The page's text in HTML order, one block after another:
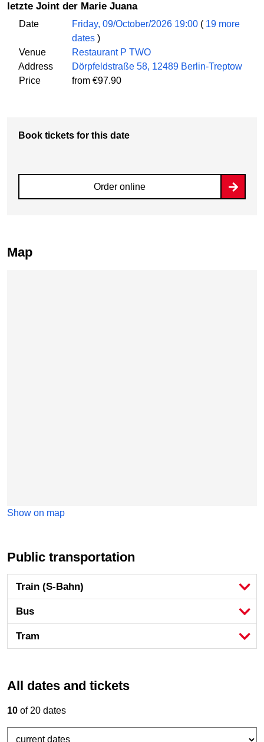
letzte Joint der Marie Juana
Date Friday, 09/October/2026 19:00 ( 19 more
dates )
Venue
Restaurant P TWO
Address
Dörpfeldstraße 58, 12489 Berlin-Treptow
Price
from €97.90
Book tickets for this date
Order online
Map
Show on map
Public transportation
Train (S-Bahn)
Bus
Tram
All dates and tickets
10 of 20 dates